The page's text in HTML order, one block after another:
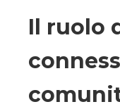
Il ruolo